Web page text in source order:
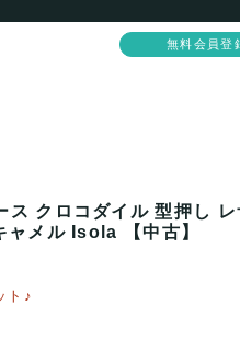
無料会員登
ス クロコダイル 型押し
ャメル Isola 【中古】
ト♪